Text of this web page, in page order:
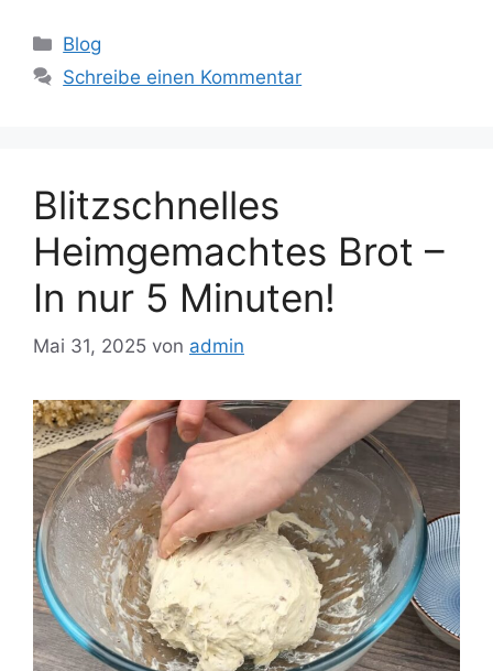
Kategorien
Blog
Schreibe einen Kommentar
Blitzschnelles
Heimgemachtes Brot –
In nur 5 Minuten!
Mai 31, 2025 von admin